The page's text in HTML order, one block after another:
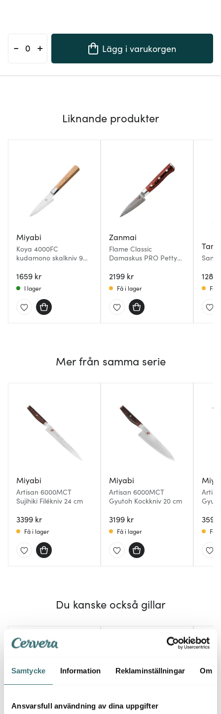
Samtycke Information Reklaminställningar Om
Ansvarsfull användning av dina uppgifter
- + Lägg i varukorgen
Liknande produkter
Miyabi
Koya 4000FC
kudamono skalkniv 9
1659 kr
I lager
Zanmai
Flame Classic
Damaskus PRO Petty
2199 kr
Få i lager
San
1289
Få
Mer från samma serie
Miyabi
Artisan 6000MCT
Sujihiki Filékniv 24 cm
3399 kr
Få i lager
Miyabi
Artisan 6000MCT
Gyutoh Kockkniv 20 cm
3199 kr
Få i lager Få
Du kanske också gillar